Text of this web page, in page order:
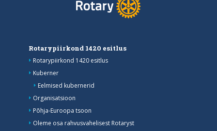
Rotarypiirkond 1420 esitlus
Rotarypiirkond 1420 esitlus
Kuberner
Eelmised kubernerid
Organisatsioon
Põhja-Euroopa tsoon
Oleme osa rahvusvahelisest Rotaryst